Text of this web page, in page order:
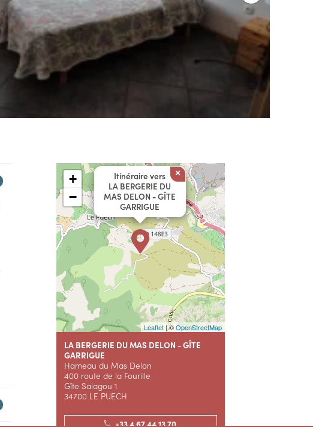
Itinéraire vers
LA BERGERIE DU
MAS DELON - GÎTE
GARRIGUE
×
+
−
Leaflet | ©OpenStreetMap
LA BERGERIE DU MAS DELON - GÎTE
GARRIGUE
Hameau du Mas Delon
400 route de la Fourille
Gîte Salagou 1
34700 LE PUECH
+33 4 67 44 13 70